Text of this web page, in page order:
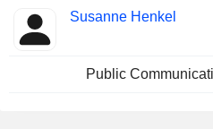
Susanne Henkel
Public